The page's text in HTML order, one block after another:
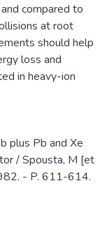
и развитие у
к осознанному
в институтах
compared to
at root
should help
loss and
in heavy-ion
plus Pb and Xe
/ Spousta, M [et
- P. 611-614.